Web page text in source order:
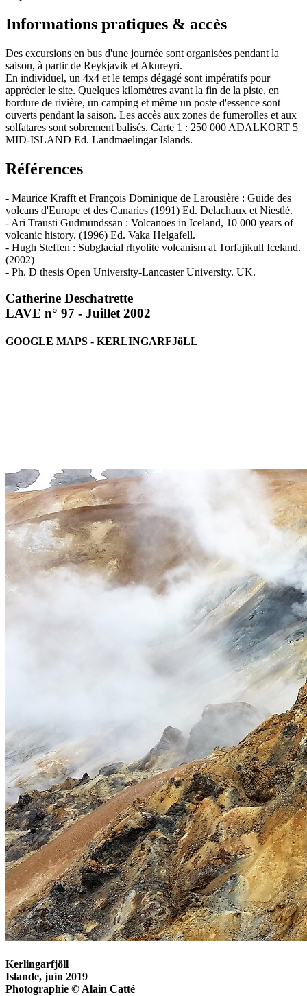
Informations pratiques & accès
Des excursions en bus d'une journée sont organisées pendant la
saison, à partir de Reykjavik et Akureyri.
En individuel, un 4x4 et le temps dégagé sont impératifs pour
apprécier le site. Quelques kilomètres avant la fin de la piste, en
bordure de rivière, un camping et même un poste d'essence sont
ouverts pendant la saison. Les accès aux zones de fumerolles et aux
solfatares sont sobrement balisés. Carte 1 : 250 000 ADALKORT 5
MID-ISLAND Ed. Landmaelingar Islands.
Références
- Maurice Krafft et François Dominique de Larousière : Guide des
volcans d'Europe et des Canaries (1991) Ed. Delachaux et Niestlé.
- Ari Trausti Gudmundssan : Volcanoes in Iceland, 10 000 years of
volcanic history. (1996) Ed. Vaka Helgafell.
- Hugh Steffen : Subglacial rhyolite volcanism at Torfajïkull Iceland.
(2002)
- Ph. D thesis Open University-Lancaster University. UK.
Catherine Deschatrette
LAVE n° 97 - Juillet 2002
GOOGLE MAPS - KERLINGARFJöLL
Kerlingarfjöll
Islande, juin 2019
Photographie © Alain Catté